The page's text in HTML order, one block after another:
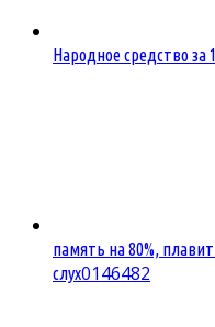
Народное средство за
память на 80%,
слух0146482